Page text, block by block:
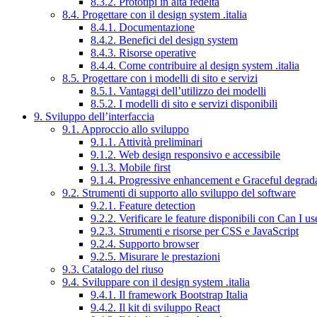
8.4. Progettare con il design system .italia
8.4.1. Documentazione
8.4.2. Benefici del design system
8.4.3. Risorse operative
8.4.4. Come contribuire al design system .italia
8.5. Progettare con i modelli di sito e servizi
8.5.1. Vantaggi dell’utilizzo dei modelli
8.5.2. I modelli di sito e servizi disponibili
9. Sviluppo dell’interfaccia
9.1. Approccio allo sviluppo
9.1.1. Attività preliminari
9.1.2. Web design responsivo e accessibile
9.1.3. Mobile first
9.1.4. Progressive enhancement e Graceful
9.2. Strumenti di supporto allo sviluppo del software
9.2.1. Feature detection
9.2.2. Verificare le feature disponibili con Can I
9.2.3. Strumenti e risorse per CSS e JavaScript
9.2.4. Supporto browser
9.2.5. Misurare le prestazioni
9.3. Catalogo del riuso
9.4. Sviluppare con il design system .italia
9.4.1. Il framework Bootstrap Italia
9.4.2. Il kit di sviluppo React